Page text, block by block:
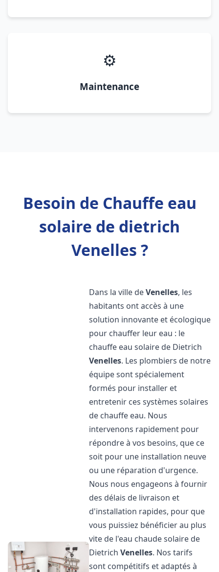
⚙️
Maintenance
Besoin de Chauffe eau
solaire de dietrich
Venelles ?
Dans la ville deVenelles, les
habitants ont accès à une
solution innovante et écologique
pour chauffer leur eau : le
chauffe eau solaire de Dietrich
Venelles. Les plombiers de notre
équipe sont spécialement
formés pour installer et
entretenir ces systèmes solaires
de chauffe eau. Nous
intervenons rapidement pour
répondre à vos besoins, que ce
soit pour une installation neuve
ou une réparation d'urgence.
Nous nous engageons à fournir
des délais de livraison et
d'installation rapides, pour que
vous puissiez bénéficier au plus
vite de l'eau chaude solaire de
DietrichVenelles. Nos tarifs
sont compétitifs et adaptés à